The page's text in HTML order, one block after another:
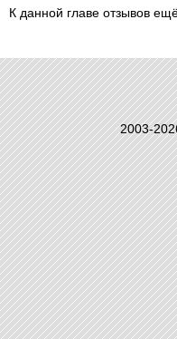
К данной главе отзывов
2003-